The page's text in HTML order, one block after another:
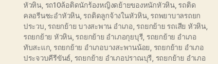
หัวหิน, รถ10ล้อติดนักร้องหญิงดย้ายของหนักหัวหิน, รถติด
คลอรีนชะอำหัวหิน, รถติดลูกจ้างในหัวหิน, รถพยาบาลรถยก
ประวบ, รถยกย้าย บางสะพาน อำเภอ, รถยกย้าย รถเสีย หัวหิน,
รถยกย้าย หัวหิน, รถยกย้าย อำเภอกุยบุรี, รถยกย้าย อำเภอ
ทับสะแก, รถยกย้าย อำเภอบางสะพานน้อย, รถยกย้าย อำเภอ
ประจวบคีรีขันธ์, รถยกย้าย อำเภอปราณบุรี, รถยกย้าย อำเภอ